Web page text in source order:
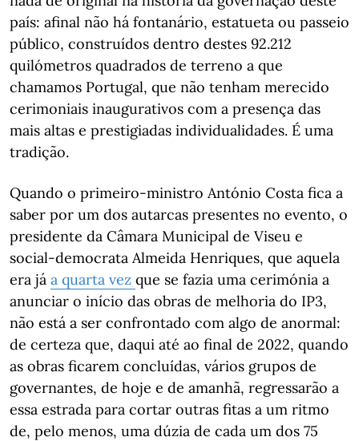
país: afinal não há fontanário, estatueta ou passeio
público, construídos dentro destes 92.212
quilómetros quadrados de terreno a que
chamamos Portugal, que não tenham merecido
cerimoniais inaugurativos com a presença das
mais altas e prestigiadas individualidades. É uma
tradição.
Quando o primeiro-ministro António Costa fica a
saber por um dos autarcas presentes no evento, o
presidente da Câmara Municipal de Viseu e
social-democrata Almeida Henriques, que aquela
era já a quarta vez que se fazia uma cerimónia a
anunciar o início das obras de melhoria do IP3,
não está a ser confrontado com algo de anormal:
de certeza que, daqui até ao final de 2022, quando
as obras ficarem concluídas, vários grupos de
governantes, de hoje e de amanhã, regressarão a
essa estrada para cortar outras fitas a um ritmo
de, pelo menos, uma dúzia de cada um dos 75